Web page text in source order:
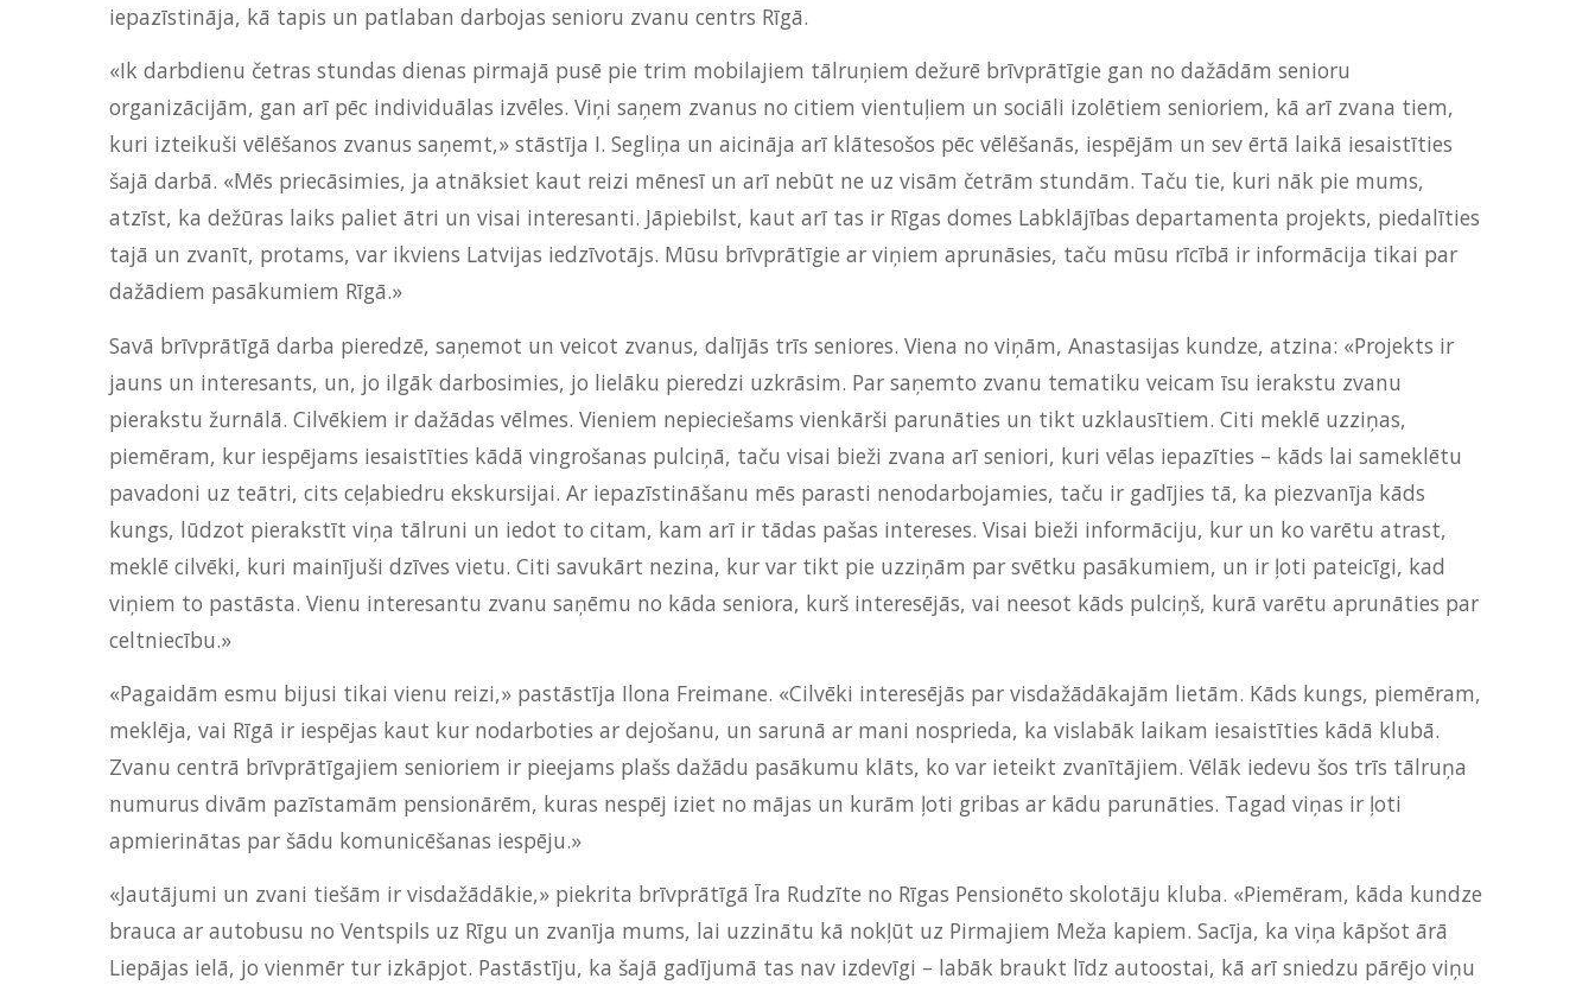
iepazīstināja, kā tapis un patlaban darbojas senioru zvanu centrs Rīgā.
«Ik darbdienu četras stundas dienas pirmajā pusē pie trim mobilajiem tālruņiem dežurē brīvprātīgie gan no dažādām senioru
organizācijām, gan arī pēc individuālas izvēles. Viņi saņem zvanus no citiem vientuļiem un sociāli izolētiem senioriem, kā arī zvana tiem,
kuri izteikuši vēlēšanos zvanus saņemt,» stāstīja I. Segliņa un aicināja arī klātesošos pēc vēlēšanās, iespējām un sev ērtā laikā iesaistīties
šajā darbā. «Mēs priecāsimies, ja atnāksiet kaut reizi mēnesī un arī nebūt ne uz visām četrām stundām. Taču tie, kuri nāk pie mums,
atzīst, ka dežūras laiks paliet ātri un visai interesanti. Jāpiebilst, kaut arī tas ir Rīgas domes Labklājības departamenta projekts, piedalīties
tajā un zvanīt, protams, var ikviens Latvijas iedzīvotājs. Mūsu brīvprātīgie ar viņiem aprunāsies, taču mūsu rīcībā ir informācija tikai par
dažādiem pasākumiem Rīgā.»
Savā brīvprātīgā darba pieredzē, saņemot un veicot zvanus, dalījās trīs seniores. Viena no viņām, Anastasijas kundze, atzina: «Projekts ir
jauns un interesants, un, jo ilgāk darbosimies, jo lielāku pieredzi uzkrāsim. Par saņemto zvanu tematiku veicam īsu ierakstu zvanu
pierakstu žurnālā. Cilvēkiem ir dažādas vēlmes. Vieniem nepieciešams vienkārši parunāties un tikt uzklausītiem. Citi meklē uzziņas,
piemēram, kur iespējams iesaistīties kādā vingrošanas pulciņā, taču visai bieži zvana arī seniori, kuri vēlas iepazīties – kāds lai sameklētu
pavadoni uz teātri, cits ceļabiedru ekskursijai. Ar iepazīstināšanu mēs parasti nenodarbojamies, taču ir gadījies tā, ka piezvanīja kāds
kungs, lūdzot pierakstīt viņa tālruni un iedot to citam, kam arī ir tādas pašas intereses. Visai bieži informāciju, kur un ko varētu atrast,
meklē cilvēki, kuri mainījuši dzīves vietu. Citi savukārt nezina, kur var tikt pie uzziņām par svētku pasākumiem, un ir ļoti pateicīgi, kad
viņiem to pastāsta. Vienu interesantu zvanu saņēmu no kāda seniora, kurš interesējās, vai neesot kāds pulciņš, kurā varētu aprunāties par
celtniecību.»
«Pagaidām esmu bijusi tikai vienu reizi,» pastāstīja Ilona Freimane. «Cilvēki interesējās par visdažādākajām lietām. Kāds kungs, piemēram,
meklēja, vai Rīgā ir iespējas kaut kur nodarboties ar dejošanu, un sarunā ar mani nosprieda, ka vislabāk laikam iesaistīties kādā klubā.
Zvanu centrā brīvprātīgajiem senioriem ir pieejams plašs dažādu pasākumu klāts, ko var ieteikt zvanītājiem. Vēlāk iedevu šos trīs tālruņa
numurus divām pazīstamām pensionārēm, kuras nespēj iziet no mājas un kurām ļoti gribas ar kādu parunāties. Tagad viņas ir ļoti
apmierinātas par šādu komunicēšanas iespēju.»
«Jautājumi un zvani tiešām ir visdažādākie,» piekrita brīvprātīgā Īra Rudzīte no Rīgas Pensionēto skolotāju kluba. «Piemēram, kāda kundze
brauca ar autobusu no Ventspils uz Rīgu un zvanīja mums, lai uzzinātu kā nokļūt uz Pirmajiem Meža kapiem. Sacīja, ka viņa kāpšot ārā
Liepājas ielā, jo vienmēr tur izkāpjot. Pastāstīju, ka šajā gadījumā tas nav izdevīgi – labāk braukt līdz autoostai, kā arī sniedzu pārējo viņu